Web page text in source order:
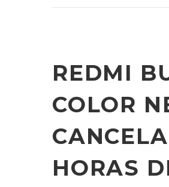
REDMI
COLOR
HORAS